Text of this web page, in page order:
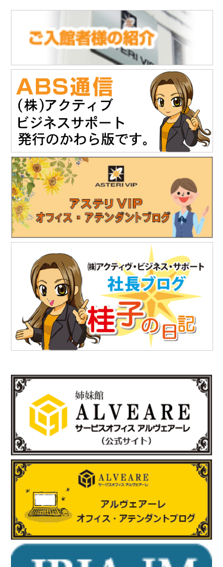
「株式会社NDTアドヴァンス」様のお知らせ
タブレット感覚でタッチ操作 & 業界最高レベルの探傷性能渦流ア
レイ探傷器『EddyViewⅡ』の販売を開始されました。
https://www.ndtadvance.com/info/info-eddy-view2.html
「株式会社テイコク」様のお知らせ
「建設技術フェア2025 in 中部」にご出展されます。
開催日時：12月4日（木）10時～17時
12月5日（金）10時～16時
会場：ポートメッセなごや 第3展示館（名古屋市国際展示場）
主催：建設技術フェアin中部運営委員会
詳細は建設技術フェア2025 in 中部HPをご覧ください。
https://www.kgf-chubu.com
https://www.teikoku-eng.co.jp
「株式会社NDTアドヴァンス」様のお知らせ
精密超音波厚さ計『PM5 Gen3』の販売を開始されました。
https://www.ndtadvance.com/info/info-pm5-gen3.html
2025.8.25
「株式会社テイコク」様のお知らせ
独立行政法人水資源機構木曽川上流ダム総合管理所から優良業務
表彰と優秀技術者表彰を授与されました。
https://www.teikoku-eng.co.jp/notice/10634/
2025.7.18
独立行政法人水資源機構利根川下流総合管理所から優良業務表彰
と優秀技術者表彰を授与されました。
https://www.teikoku-eng.co.jp/notice/10567/
2025.7.18
「株式会社テイコク」様のお知らせ
愛知県内の中学生向けお仕事ブックに株式会社テイコク様が掲載
されました。
https://www.teikoku-eng.co.jp/notice/10462/
2025.6.27
「株式会社NDTアドヴァンス」様のお知らせ
https://www.ind-blacklight.jp/topics/2503/
2025.6.17
「有限会社E-スタヂオ」様のお知らせ
令和7年度 第22期“さいたま”あんとれすくーる の開催が決定しま
詳しくはさいたま市のホームページをご覧ください。
https://www.city.saitama.lg.jp/001/005/008/p036060.html
http://www.e-sta.biz/
2025.6.17
「株式会社テイコク」様のお知らせ
岐阜県内の中学生向けお仕事ブックに株式会社テイコク様が掲載
されました。
https://www.teikoku-eng.co.jp/notice/9424/
2025.5.8
「有限会社ホッピングワールド」様のお知らせ
ホームページが新しくリニューアルされました。
https://www.hopping.co.jp/jp/index.php